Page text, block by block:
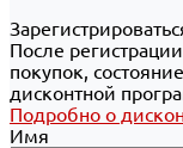
После
покупок,
дисконтной
Подробно о
Имя